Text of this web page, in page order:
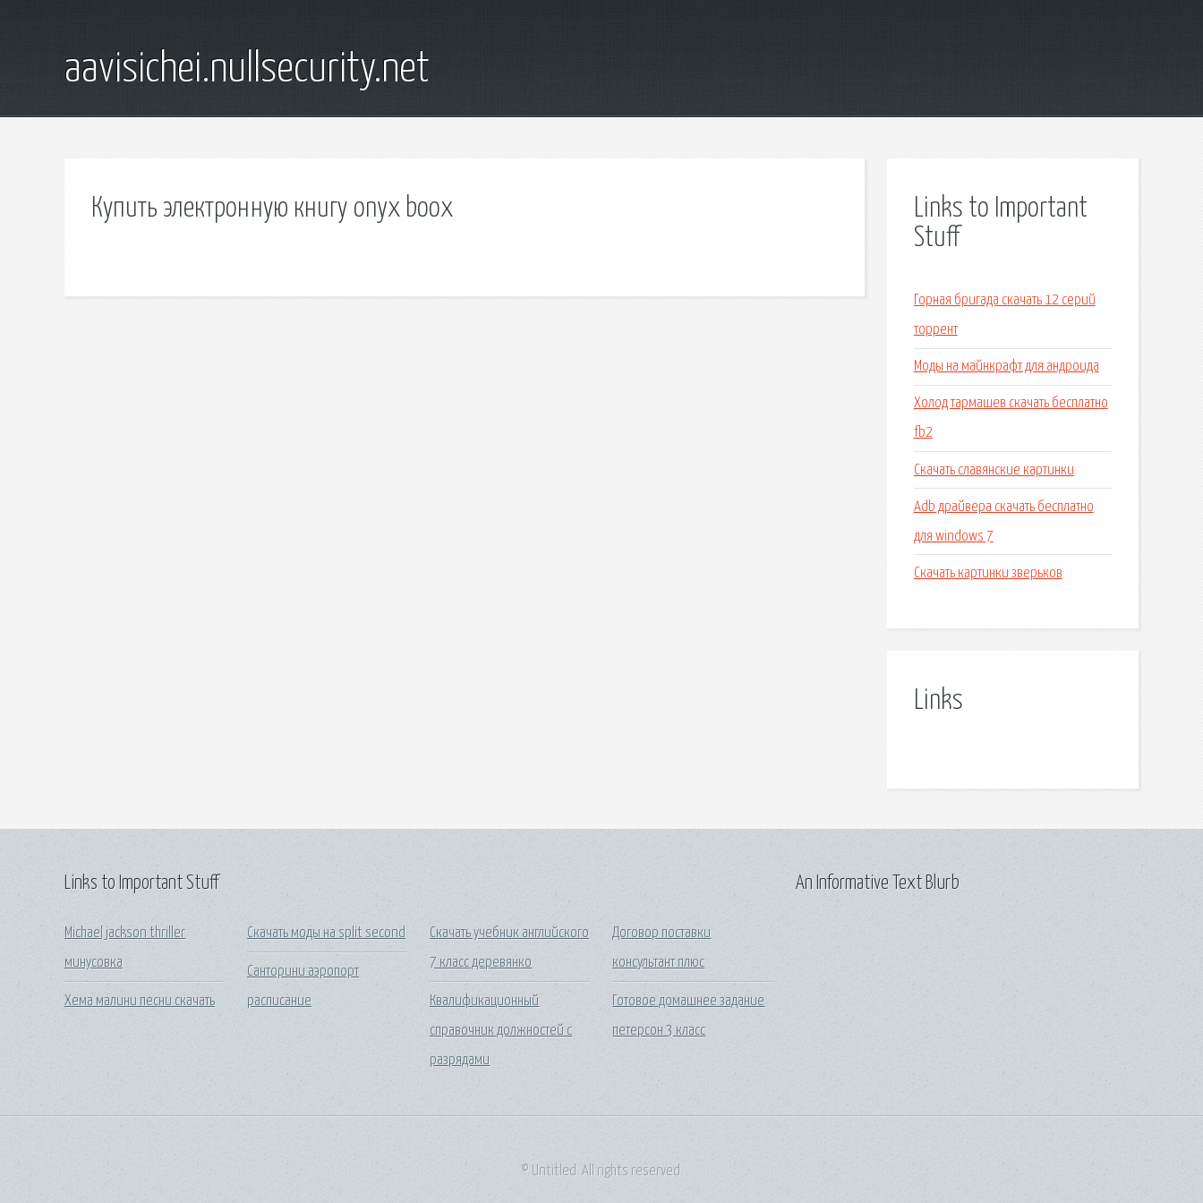
aavisichei.nullsecurity.net
Купить электронную книгу onyx boox
Links to Important
Stuff
Горная бригада скачать 12 серий
торрент
Моды на майнкрафт для андроида
Холод тармашев скачать бесплатно
fb2
Скачать славянские картинки
Adb драйвера скачать бесплатно
для windows 7
Скачать картинки зверьков
Links
Links to Important Stuff
Michael jackson thriller
минусовка
Хема малини песни скачать
Скачать моды на split second
Санторини аэропорт
расписание
Скачать учебник английского
7 класс деревянко
Квалификационный
справочник должностей с
разрядами
Договор поставки
консультант плюс
Готовое домашнее задание
петерсон 3 класс
An Informative Text Blurb
© Untitled. All rights reserved.